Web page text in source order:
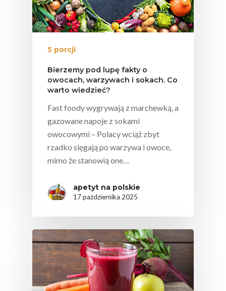
5 porcji
Bierzemy pod lupę fakty o
owocach, warzywach i sokach. Co
warto wiedzieć?
Fast foody wygrywają z marchewką, a
gazowane napoje z sokami
owocowymi – Polacy wciąż zbyt
rzadko sięgają po warzywa i owoce,
mimo że stanowią one…
apetyt na polskie
17 października 2025